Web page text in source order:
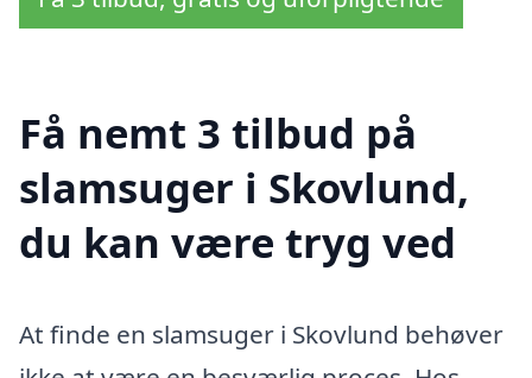
Få nemt 3 tilbud på
slamsuger i Skovlund,
du kan være tryg ved
At finde en slamsuger i Skovlund behøver